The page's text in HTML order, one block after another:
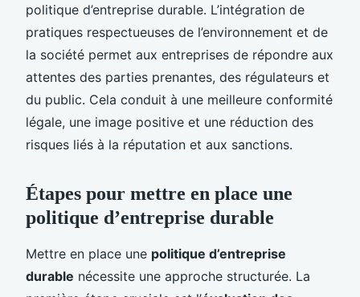
politique d’entreprise durable. L’intégration de
pratiques respectueuses de l’environnement et de
la société permet aux entreprises de répondre aux
attentes des parties prenantes, des régulateurs et
du public. Cela conduit à une meilleure conformité
légale, une image positive et une réduction des
risques liés à la réputation et aux sanctions.
Étapes pour mettre en place une
politique d’entreprise durable
Mettre en place une politique d’entreprise
durable nécessite une approche structurée. La